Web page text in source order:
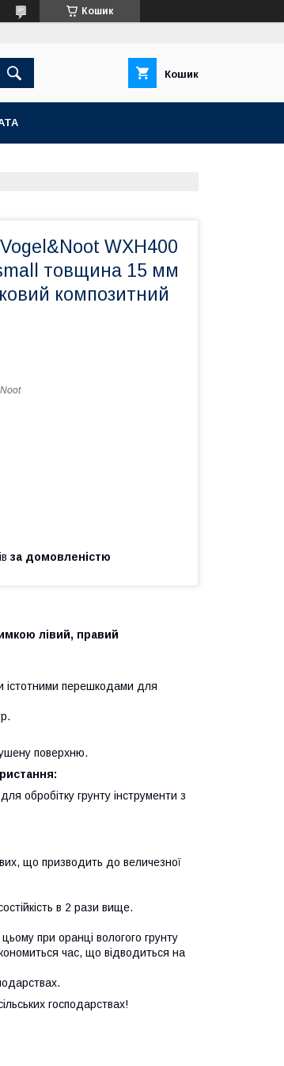
Кошик
Кошик
WXH400
товщина 15 мм
композитний
за домовленістю
лівий, правий
істотними перешкодами для
поверхню.
обробітку грунту інструменти з
що призводить до величезної
в 2 рази вище.
при оранці вологого грунту
час, що відводиться на
господарствах!